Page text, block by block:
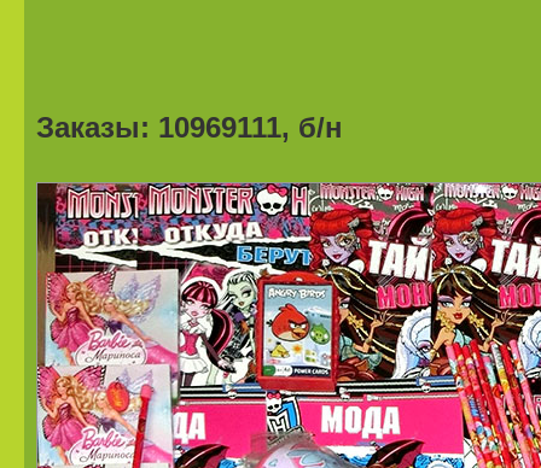
Заказы: 10969111, б/н